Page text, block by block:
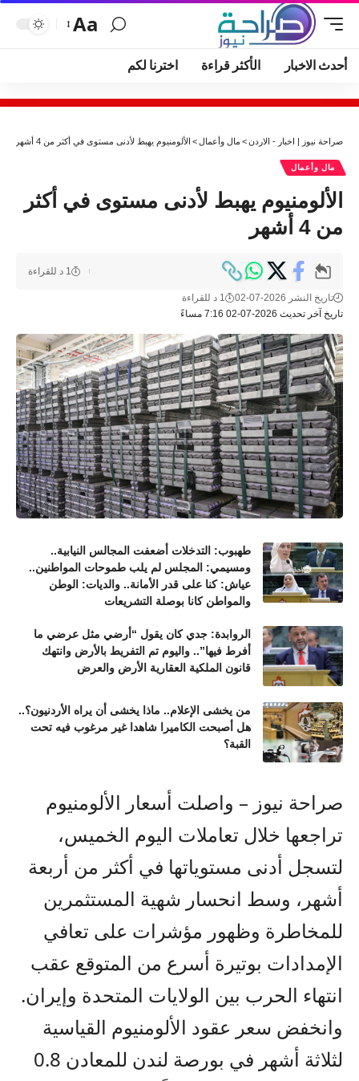
Aa
أحدث الاخبار الأكثر قراءة اخترنا لكم
صراحة نيوز | اخبار - الاردن> مال وأعمال > الألومنيوم يهبط لأدنى مستوى في أكثر من 4 أشهر
مال وأعمال
الألومنيوم يهبط لأدنى مستوى في أكثر
من 4 أشهر
تاريخ آخر تحديث 2026-07-02 7:16 مساءً
تاريخ النشر 2026-07-02 1 د للقراءة
1 د للقراءة
طهبوب: التدخلات أضعفت المجالس النيابية..
ومسيمي: المجلس لم يلب طموحات المواطنين..
عياش: كنا على قدر الأمانة.. والديات: الوطن
والمواطن كانا بوصلة التشريعات
الروابدة: جدي كان يقول “أرضي مثل عرضي ما
أفرط فيها”.. واليوم تم التفريط بالأرض وانتهك
قانون الملكية العقارية الأرض والعرض
من يخشى الإعلام.. ماذا يخشى أن يراه الأردنيون؟..
هل أصبحت الكاميرا شاهدا غير مرغوب فيه تحت
القبة؟
صراحة نيوز – واصلت أسعار الألومنيوم
تراجعها خلال تعاملات اليوم الخميس،
لتسجل أدنى مستوياتها في أكثر من أربعة
أشهر، وسط انحسار شهية المستثمرين
للمخاطرة وظهور مؤشرات على تعافي
الإمدادات بوتيرة أسرع من المتوقع عقب
انتهاء الحرب بين الولايات المتحدة وإيران.
وانخفض سعر عقود الألومنيوم القياسية
لثلاثة أشهر في بورصة لندن للمعادن 0.8